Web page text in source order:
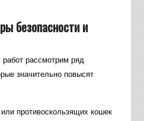
безопасности и
работ рассмотрим ряд
значительно повысят
противоскользящих кошек